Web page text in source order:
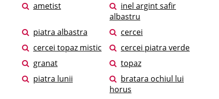
ametist
inel argint safir
albastru
piatra albastra
cercei
cercei topaz mistic
cercei piatra verde
granat
topaz
piatra lunii
bratara ochiul lui
horus